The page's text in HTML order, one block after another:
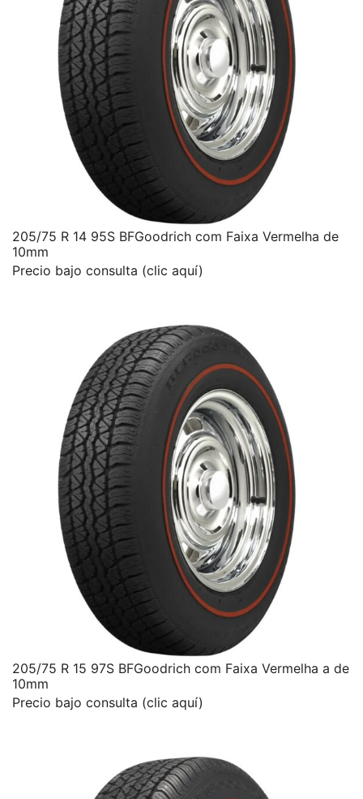
205/75 R 14 95S BFGoodrich com Faixa Vermelha de
10mm
Precio bajo consulta (clic aquí)
205/75 R 15 97S BFGoodrich com Faixa Vermelha a de
10mm
Precio bajo consulta (clic aquí)